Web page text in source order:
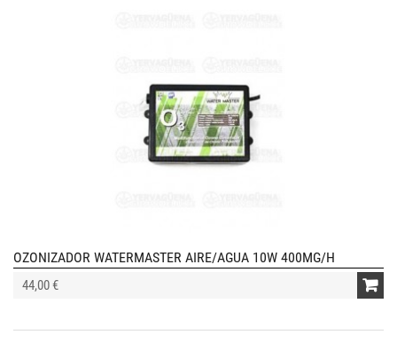
OZONIZADOR WATERMASTER AIRE/AGUA 10W 400MG/H
44,00 €